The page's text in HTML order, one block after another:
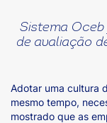
Sistema
de avaliação
Adotar uma cultura
mesmo tempo,
mostrado que as